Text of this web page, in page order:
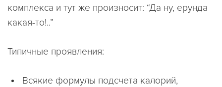
комплекса и тут же произносит: “Да ну, ерунда
какая-то!..”
Типичные проявления:
Всякие формулы подсчета калорий,